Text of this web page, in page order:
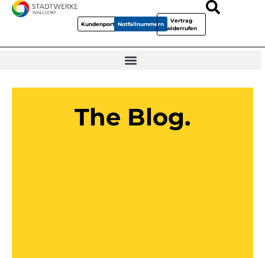
KundenportalNotfallnummern
Vertrag
widerrufen
The Blog.